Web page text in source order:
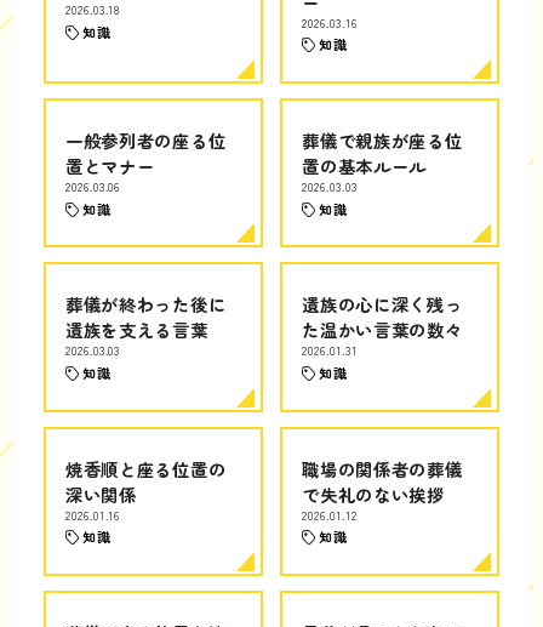
2026.03.18
知識
2026.03.16
知識
一般参列者の座る位
置とマナー
2026.03.06
知識
葬儀で親族が座る位
置の基本ルール
2026.03.03
知識
葬儀が終わった後に
遺族を支える言葉
2026.03.03
知識
遺族の心に深く残っ
た温かい言葉の数々
2026.01.31
知識
焼香順と座る位置の
深い関係
2026.01.16
知識
職場の関係者の葬儀
で失礼のない挨拶
2026.01.12
知識